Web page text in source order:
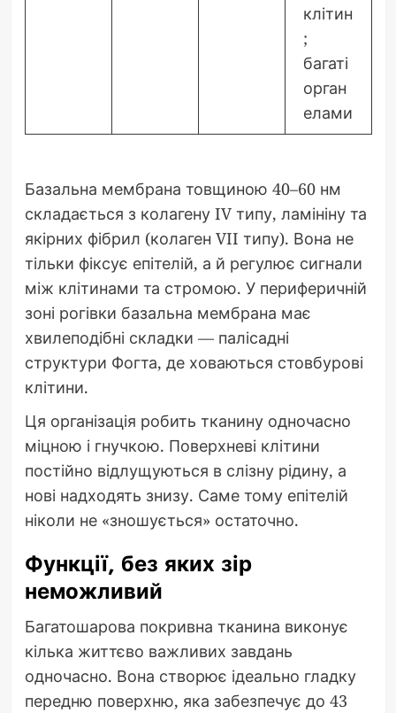
клітин
;
багаті
орган
елами
Базальна мембрана товщиною 40–60 нм
складається з колагену IV типу, ламініну та
якірних фібрил (колаген VII типу). Вона не
тільки фіксує епітелій, а й регулює сигнали
між клітинами та стромою. У периферичній
зоні рогівки базальна мембрана має
хвилеподібні складки — палісадні
структури Фогта, де ховаються стовбурові
клітини.
Ця організація робить тканину одночасно
міцною і гнучкою. Поверхневі клітини
постійно відлущуються в слізну рідину, а
нові надходять знизу. Саме тому епітелій
ніколи не «зношується» остаточно.
Функції, без яких зір
неможливий
Багатошарова покривна тканина виконує
кілька життєво важливих завдань
одночасно. Вона створює ідеально гладку
передню поверхню, яка забезпечує до 43